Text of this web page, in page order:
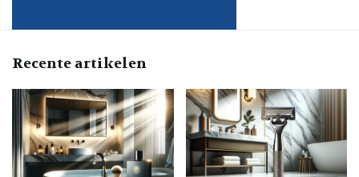
Recente artikelen